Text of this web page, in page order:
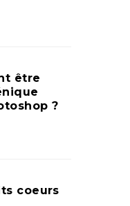
être
?
coeurs